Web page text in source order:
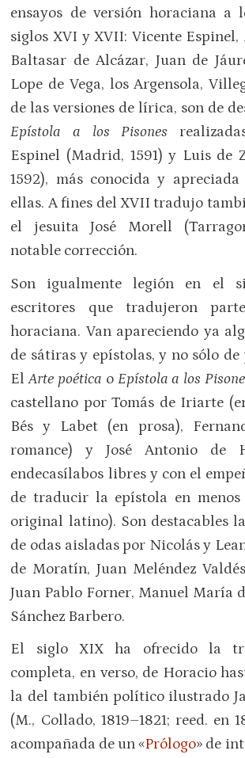
ensayos de versión horaciana a
siglos XVI y XVII: Vicente Espinel,
Baltasar de Alcázar, Juan de
Lope de Vega, los Argensola,
de las versiones de lírica, son de
Epístola a los Pisones
Espinel (Madrid, 1591) y Luis de
1592), más conocida y
ellas. A fines del XVII tradujo
el jesuita José Morell
notable corrección.
Son igualmente legión en el
escritores que tradujeron
horaciana. Van apareciendo ya
de sátiras y epístolas, y no sólo de
ElArte poética o Epístola a los
castellano por Tomás de Iriarte
Bés y Labet (en prosa),
romance) y José Antonio de
endecasílabos libres y con el
de traducir la epístola en menos
original latino). Son destacables
de odas aisladas por Nicolás y
de Moratín, Juan Meléndez
Juan Pablo Forner, Manuel María
Sánchez Barbero.
El siglo XIX ha ofrecido la
completa, en verso, de Horacio
la del también político ilustrado
(M., Collado, 1819–1821; reed. en
acompañada de un «Prólogo» de